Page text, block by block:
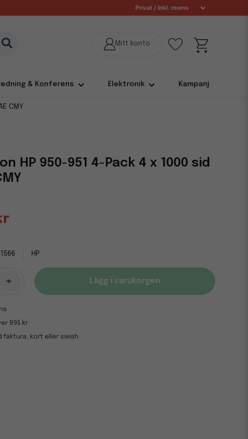
& Konferens Elektronik Kampanj
CMY
HP 950-951 4-Pack 4 x 1000 sid
HP
+ Lägg i varukorgen
995 kr
faktura, kort eller swish